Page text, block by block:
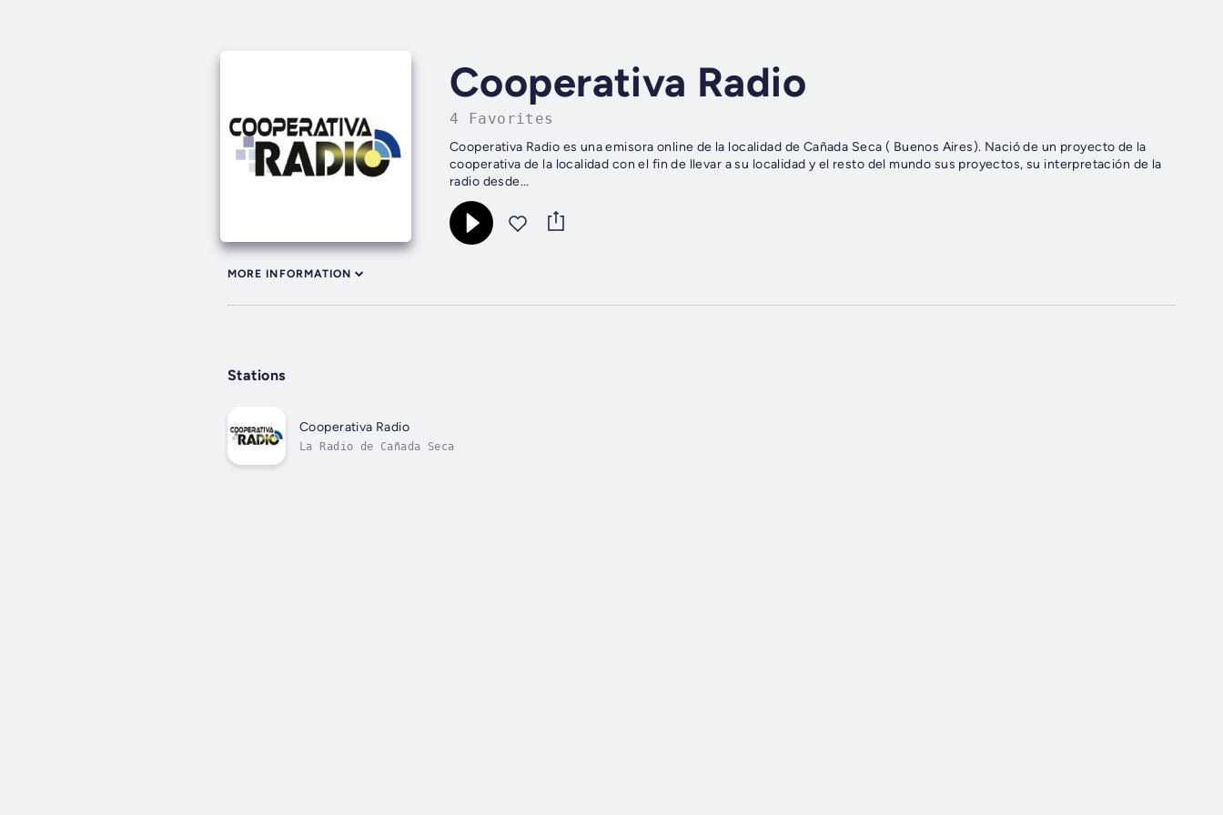
Cooperativa Radio
4 Favorites
Cooperativa Radio es una emisora online de la localidad de Cañada Seca ( Buenos Aires). Nació de un proyecto de la
cooperativa de la localidad con el fin de llevar a su localidad y el resto del mundo sus proyectos, su interpretación de la
radio desde...
MORE INFORMATION
Stations
Cooperativa Radio
La Radio de Cañada Seca